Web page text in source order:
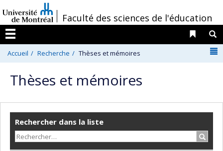
au
contenu
/Faculté des sciences de l'éducation
Menu
Liens
Accueil Recherche Thèses et mémoires
Thèses et mémoires
Rechercher dans la liste